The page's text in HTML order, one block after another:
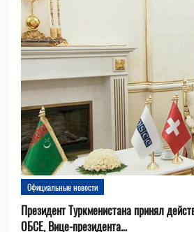
Официальные новости
Президент Туркменистана принял
ОБСЕ, Вице-президента...